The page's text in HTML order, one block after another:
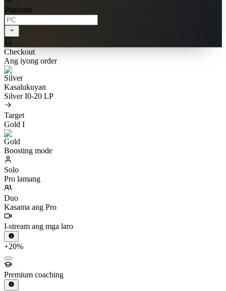
Platform
Checkout
Ang iyong order
Kasalukuyan
Silver I0-20 LP
Target
Gold I
Boosting mode
Solo
Pro lamang
Duo
Kasama ang Pro
I-stream ang mga laro
+20%
Premium coaching